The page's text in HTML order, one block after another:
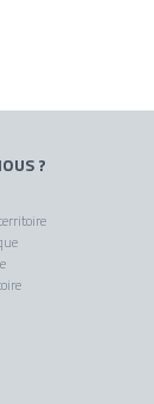
?